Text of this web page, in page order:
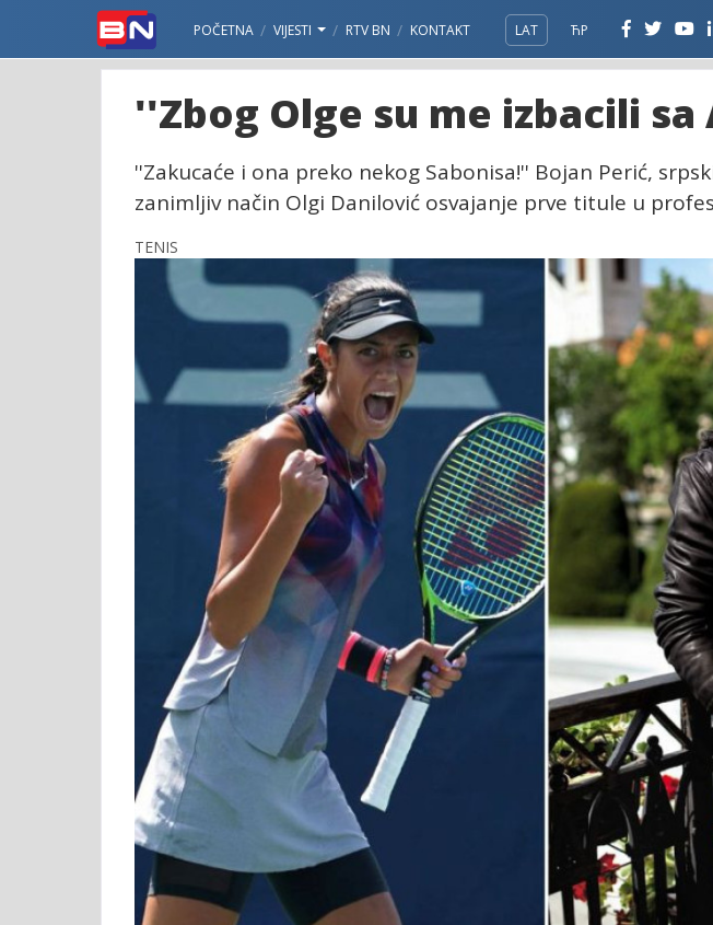
POČETNA VIJESTI RTV BN KONTAKT LAT ЋР
''Zbog Olge su me izbacili sa
''Zakucaće i ona preko nekog Sabonisa!'' Bojan Perić,
zanimljiv način Olgi Danilović osvajanje prve titule u
TENIS